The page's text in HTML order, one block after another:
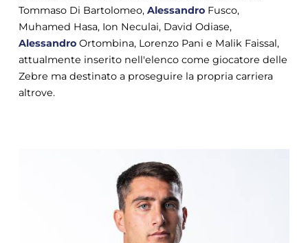
Tommaso Di Bartolomeo, AlessandroFusco,
Muhamed Hasa, Ion Neculai, David Odiase,
AlessandroOrtombina, Lorenzo Pani e Malik Faissal,
attualmente inserito nell'elenco come giocatore delle
Zebre ma destinato a proseguire la propria carriera
altrove.